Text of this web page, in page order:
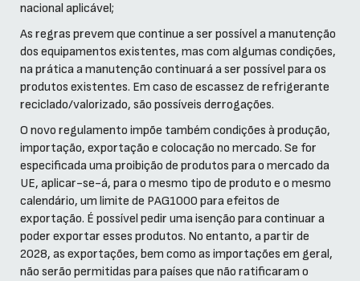
nacional aplicável;
As regras prevem que continue a ser possível a manutenção
dos equipamentos existentes, mas com algumas condições,
na prática a manutenção continuará a ser possível para os
produtos existentes. Em caso de escassez de refrigerante
reciclado/valorizado, são possíveis derrogações.
O novo regulamento impõe também condições à produção,
importação, exportação e colocação no mercado. Se for
especificada uma proibição de produtos para o mercado da
UE, aplicar-se-á, para o mesmo tipo de produto e o mesmo
calendário, um limite de PAG1000 para efeitos de
exportação. É possível pedir uma isenção para continuar a
poder exportar esses produtos. No entanto, a partir de
2028, as exportações, bem como as importações em geral,
não serão permitidas para países que não ratificaram o